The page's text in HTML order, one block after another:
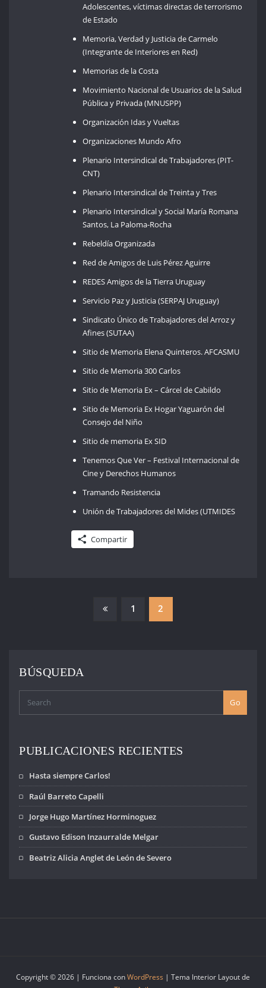
Adolescentes, víctimas directas de terrorismo
de Estado
Memoria, Verdad y Justicia de Carmelo
(Integrante de Interiores en Red)
Memorias de la Costa
Movimiento Nacional de Usuarios de la Salud
Pública y Privada (MNUSPP)
Organización Idas y Vueltas
Organizaciones Mundo Afro
Plenario Intersindical de Trabajadores (PIT-
CNT)
Plenario Intersindical de Treinta y Tres
Plenario Intersindical y Social María Romana
Santos, La Paloma-Rocha
Rebeldía Organizada
Red de Amigos de Luis Pérez Aguirre
REDES Amigos de la Tierra Uruguay
Servicio Paz y Justicia (SERPAJ Uruguay)
Sindicato Único de Trabajadores del Arroz y
Afines (SUTAA)
Sitio de Memoria Elena Quinteros. AFCASMU
Sitio de Memoria 300 Carlos
Sitio de Memoria Ex – Cárcel de Cabildo
Sitio de Memoria Ex Hogar Yaguarón del
Consejo del Niño
Sitio de memoria Ex SID
Tenemos Que Ver – Festival Internacional de
Cine y Derechos Humanos
Tramando Resistencia
Unión de Trabajadores del Mides (UTMIDES
Compartir
PAGINACIÓN
ENTRADAS
1 2
BÚSQUEDA
Go
PUBLICACIONES RECIENTES
Hasta siempre Carlos!
Raúl Barreto Capelli
Jorge Hugo Martínez Horminoguez
Gustavo Edison Inzaurralde Melgar
Beatriz Alicia Anglet de León de Severo
Copyright © 2026 | Funciona conWordPress | Tema Interior Layout de